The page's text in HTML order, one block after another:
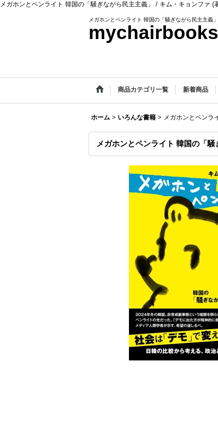
メガホンとペンライト 韓国の「騒ぎながら民主主義」 / キム・キョンファ (
メガホンとペンライト 韓国の「騒ぎながら民主主義
mychairbooks
商品カテゴリ一覧 新着商品
ホーム > いろんな書籍 > メガホンとペンラ
メガホンとペンライト 韓国の「